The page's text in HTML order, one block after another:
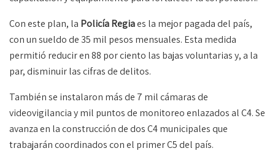
Con este plan, la Policía Regiaes la mejor pagada del país,
con un sueldo de 35 mil pesos mensuales. Esta medida
permitió reducir en 88 por ciento las bajas voluntarias y, a la
par, disminuir las cifras de delitos.
También se instalaron más de 7 mil cámaras de
videovigilancia y mil puntos de monitoreo enlazados al C4. Se
avanza en la construcción de dos C4 municipales que
trabajarán coordinados con el primer C5 del país.